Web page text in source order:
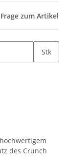
Frage zum Artikel
Stk
des Crunch